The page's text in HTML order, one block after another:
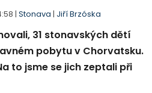
| Stonava | Jiří Brzóska
31 stonavských dětí
pobytu v Chorvatsku.
to jsme se jich zeptali při